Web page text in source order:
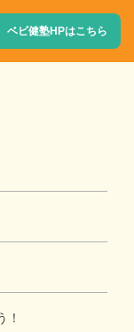
ベビ健塾HPはこちら
！